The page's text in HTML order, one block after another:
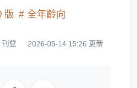
版 全年齡向
刊登 2026-05-14 15:26 更新